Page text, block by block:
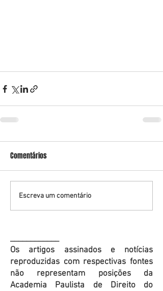
Comentários
Escreva um comentário
____________
Os artigos assinados e notícias
reproduzidas com respectivas fontes
não representam posições da
Academia Paulista de Direito do